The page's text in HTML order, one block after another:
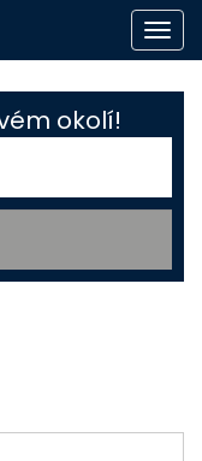
okolí!